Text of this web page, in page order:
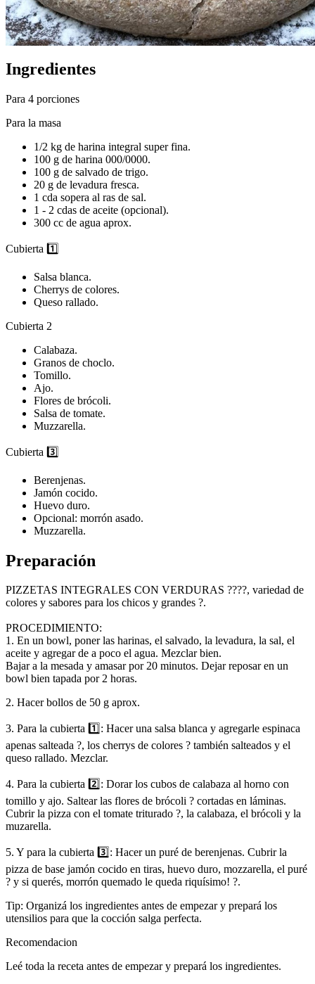
Ingredientes
Para 4 porciones
Para la masa
1/2 kg de harina integral super fina.
100 g de harina 000/0000.
100 g de salvado de trigo.
20 g de levadura fresca.
1 cda sopera al ras de sal.
1 - 2 cdas de aceite (opcional).
300 cc de agua aprox.
Cubierta 1️⃣
Salsa blanca.
Cherrys de colores.
Queso rallado.
Cubierta 2
Calabaza.
Granos de choclo.
Tomillo.
Ajo.
Flores de brócoli.
Salsa de tomate.
Muzzarella.
Cubierta 3️⃣
Berenjenas.
Jamón cocido.
Huevo duro.
Opcional: morrón asado.
Muzzarella.
Preparación
PIZZETAS INTEGRALES CON VERDURAS ????, variedad de
colores y sabores para los chicos y grandes ?.
PROCEDIMIENTO:
1. En un bowl, poner las harinas, el salvado, la levadura, la sal, el
aceite y agregar de a poco el agua. Mezclar bien.
Bajar a la mesada y amasar por 20 minutos. Dejar reposar en un
bowl bien tapada por 2 horas.
2. Hacer bollos de 50 g aprox.
3. Para la cubierta 1️⃣: Hacer una salsa blanca y agregarle espinaca
apenas salteada ?, los cherrys de colores ? también salteados y el
queso rallado. Mezclar.
4. Para la cubierta 2️⃣: Dorar los cubos de calabaza al horno con
tomillo y ajo. Saltear las flores de brócoli ? cortadas en láminas.
Cubrir la pizza con el tomate triturado ?, la calabaza, el brócoli y la
muzarella.
5. Y para la cubierta 3️⃣: Hacer un puré de berenjenas. Cubrir la
pizza de base jamón cocido en tiras, huevo duro, mozzarella, el puré
? y si querés, morrón quemado le queda riquísimo! ?.
Tip: Organizá los ingredientes antes de empezar y prepará los
utensilios para que la cocción salga perfecta.
Recomendacion
Leé toda la receta antes de empezar y prepará los ingredientes.